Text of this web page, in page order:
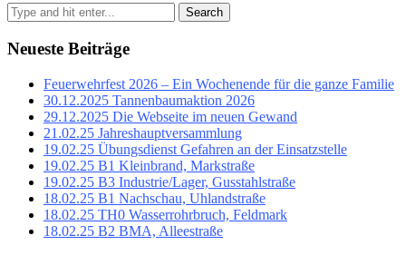
Search
Neueste Beiträge
Feuerwehrfest 2026 – Ein Wochenende für die ganze Familie
30.12.2025 Tannenbaumaktion 2026
29.12.2025 Die Webseite im neuen Gewand
21.02.25 Jahreshauptversammlung
19.02.25 Übungsdienst Gefahren an der Einsatzstelle
19.02.25 B1 Kleinbrand, Markstraße
19.02.25 B3 Industrie/Lager, Gusstahlstraße
18.02.25 B1 Nachschau, Uhlandstraße
18.02.25 TH0 Wasserrohrbruch, Feldmark
18.02.25 B2 BMA, Alleestraße